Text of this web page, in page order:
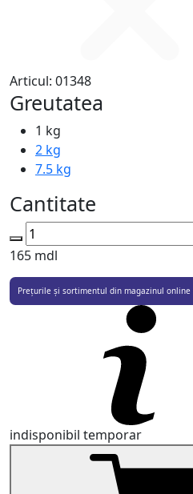
Articul: 01348
Greutatea
1 kg
2 kg
7.5 kg
Cantitate
165 mdl
Prețurile și sortimentul din magazinul
indisponibil temporar